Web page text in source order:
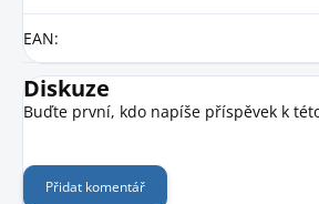
EAN:
Diskuze
Buďte první, kdo napíše příspěvek k
Přidat komentář